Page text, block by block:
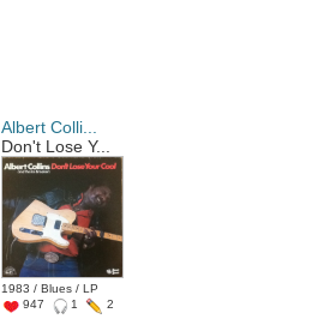
Albert Colli...
Don't Lose Y...
1983 / Blues / LP
947
1 2